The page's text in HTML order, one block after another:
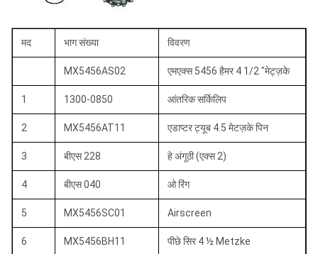
मद भाग संख्या विवरण
MX5456AS02 एमएक्स 5456 हैमर 4 1/2 "मेट्ज़के
1 1300-0850 आंतरिक सर्किलिप
2 MX5456AT11 एडाप्टर ट्यूब 4.5 मेटज़के पिन
3 बीएस 228 हे अंगूठी (एक्स 2)
4 बीएस 040 ओ रिंग
5 MX5456SC01 Airscreen
6 MX5456BH11 पीछे सिर 4 ½ Metzke